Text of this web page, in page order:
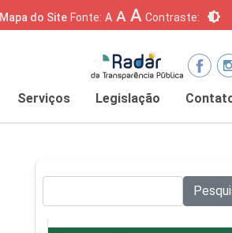
Mapa do Site Fonte: A A A Contraste: brightness_6
Serviços Legislação